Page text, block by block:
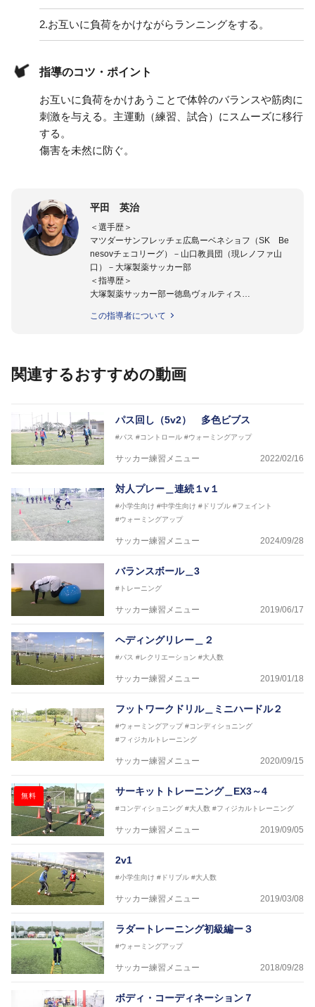
2.お互いに負荷をかけながらランニングをする。
指導のコツ・ポイント
お互いに負荷をかけあうことで体幹のバランスや筋肉に
刺激を与える。主運動（練習、試合）にスムーズに移行
する。
傷害を未然に防ぐ。
平田 英治
＜選手歴＞
マツダーサンフレッチェ広島ーベネショフ（SK Be
nesovチェコリーグ）－山口教員団（現レノファ山
口）－大塚製薬サッカー部
＜指導歴＞
大塚製薬サッカー部ー徳島ヴォルティス
四国大学准教授。
この指導者について
関連するおすすめの動画
パス回し（5v2） 多色ビブス
#パス #コントロール #ウォーミングアップ
サッカー練習メニュー 2022/02/16
対人プレー＿連続１v１
#小学生向け #中学生向け #ドリブル #フェイント
#ウォーミングアップ
サッカー練習メニュー 2024/09/28
バランスボール＿3
#トレーニング
サッカー練習メニュー 2019/06/17
ヘディングリレー＿２
#パス #レクリエーション #大人数
サッカー練習メニュー 2019/01/18
フットワークドリル＿ミニハードル２
#ウォーミングアップ #コンディショニング
#フィジカルトレーニング
サッカー練習メニュー 2020/09/15
無料 サーキットトレーニング＿EX3～4
#コンディショニング #大人数 #フィジカルトレーニング
サッカー練習メニュー 2019/09/05
2v1
#小学生向け #ドリブル #大人数
サッカー練習メニュー 2019/03/08
ラダートレーニング初級編ー３
#ウォーミングアップ
サッカー練習メニュー 2018/09/28
ボディ・コーディネーション７